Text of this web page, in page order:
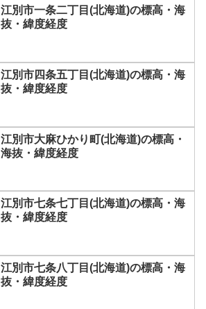
江別市一条二丁目(北海道)の標高・海
抜・緯度経度
江別市四条五丁目(北海道)の標高・海
抜・緯度経度
江別市大麻ひかり町(北海道)の標高・
海抜・緯度経度
江別市七条七丁目(北海道)の標高・海
抜・緯度経度
江別市七条八丁目(北海道)の標高・海
抜・緯度経度